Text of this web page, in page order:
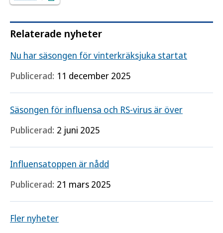
Relaterade nyheter
Nu har säsongen för vinterkräksjuka startat
Publicerad: 11 december 2025
Säsongen för influensa och RS-virus är över
Publicerad: 2 juni 2025
Influensatoppen är nådd
Publicerad: 21 mars 2025
Fler nyheter